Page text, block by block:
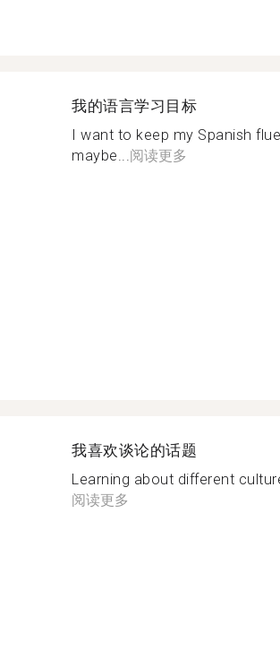
我的语言学习目标
I want to keep my Spanish
maybe...阅读更多
我喜欢谈论的话题
Learning about different
阅读更多